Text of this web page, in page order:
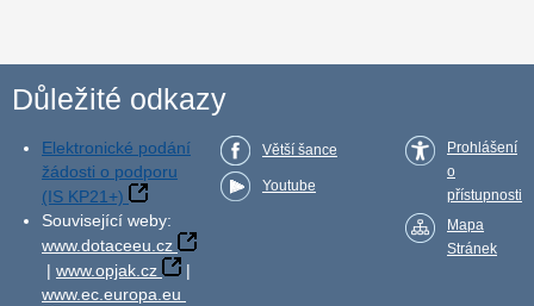
Důležité odkazy
Elektronické podání
žádosti o podporu
(IS KP21+)
Související weby:
www.dotaceeu.cz
| www.opjak.cz
|
www.ec.europa.eu
Větší šance
Youtube
Prohlášení
o
přístupnosti
Mapa
Stránek